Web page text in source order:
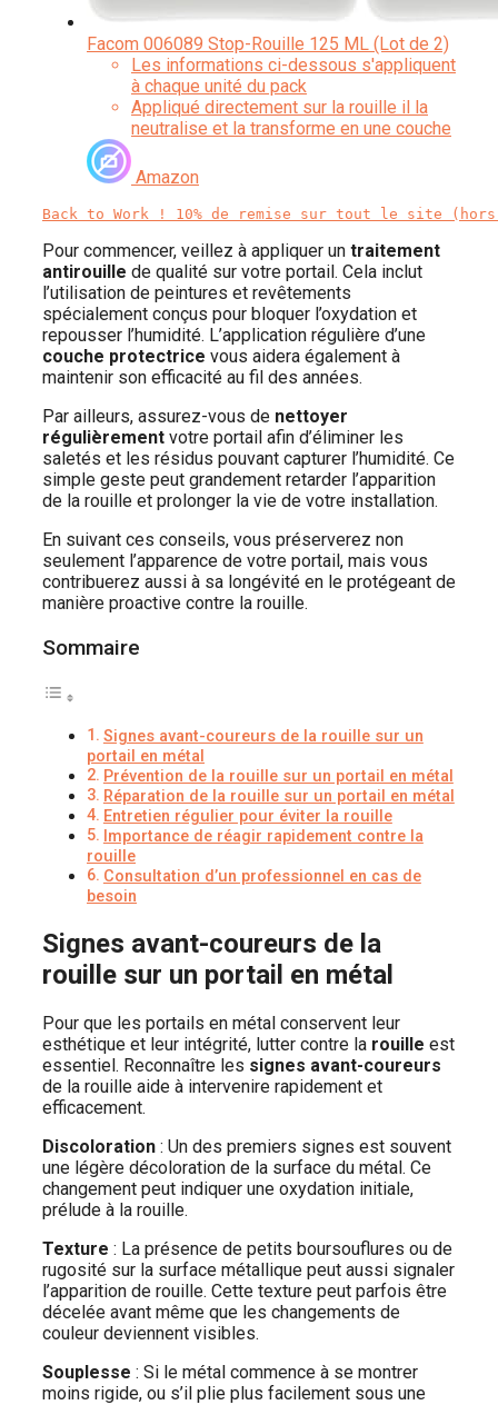
Facom 006089 Stop-Rouille 125 ML (Lot de 2)
Les informations ci-dessous s'appliquent
à chaque unité du pack
Appliqué directement sur la rouille il la
neutralise et la transforme en une couche
Résistante aux intempéries et à l'air salin
Formule concentrée qui combat la rouille
rapidement
Amazon
Back to Work ! 10% de remise sur tout le site (hors
Pour commencer, veillez à appliquer un traitement
antirouille de qualité sur votre portail. Cela inclut
l’utilisation de peintures et revêtements
spécialement conçus pour bloquer l’oxydation et
repousser l’humidité. L’application régulière d’une
couche protectrice vous aidera également à
maintenir son efficacité au fil des années.
Par ailleurs, assurez-vous de nettoyer
régulièrement votre portail afin d’éliminer les
saletés et les résidus pouvant capturer l’humidité. Ce
simple geste peut grandement retarder l’apparition
de la rouille et prolonger la vie de votre installation.
En suivant ces conseils, vous préserverez non
seulement l’apparence de votre portail, mais vous
contribuerez aussi à sa longévité en le protégeant de
manière proactive contre la rouille.
Sommaire
Signes avant-coureurs de la rouille sur un
portail en métal
Prévention de la rouille sur un portail en métal
Réparation de la rouille sur un portail en métal
Entretien régulier pour éviter la rouille
Importance de réagir rapidement contre la
rouille
Consultation d’un professionnel en cas de
besoin
Signes avant-coureurs de la
rouille sur un portail en métal
Pour que les portails en métal conservent leur
esthétique et leur intégrité, lutter contre la rouille est
essentiel. Reconnaître les signes avant-coureurs
de la rouille aide à intervenire rapidement et
efficacement.
Discoloration : Un des premiers signes est souvent
une légère décoloration de la surface du métal. Ce
changement peut indiquer une oxydation initiale,
prélude à la rouille.
Texture : La présence de petits boursouflures ou de
rugosité sur la surface métallique peut aussi signaler
l’apparition de rouille. Cette texture peut parfois être
décelée avant même que les changements de
couleur deviennent visibles.
Souplesse : Si le métal commence à se montrer
moins rigide, ou s’il plie plus facilement sous une